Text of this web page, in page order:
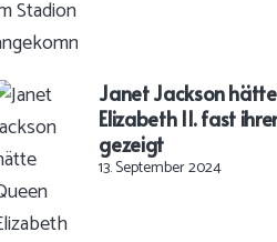
Janet Jackson
Elizabeth II. fast
gezeigt
13. September 2024